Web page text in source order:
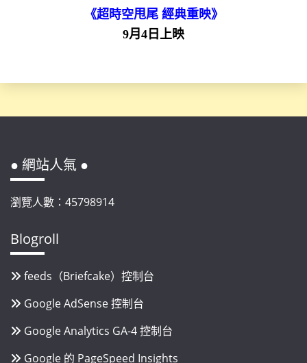
《超時空甩尾 經典重映》
9月4日上映
● 網站人氣 ●
瀏覽人數：45798914
Blogroll
feeds（Briefcake）控制台
Google AdSense 控制台
Google Analytics GA-4 控制台
Google 的 PageSpeed Insights